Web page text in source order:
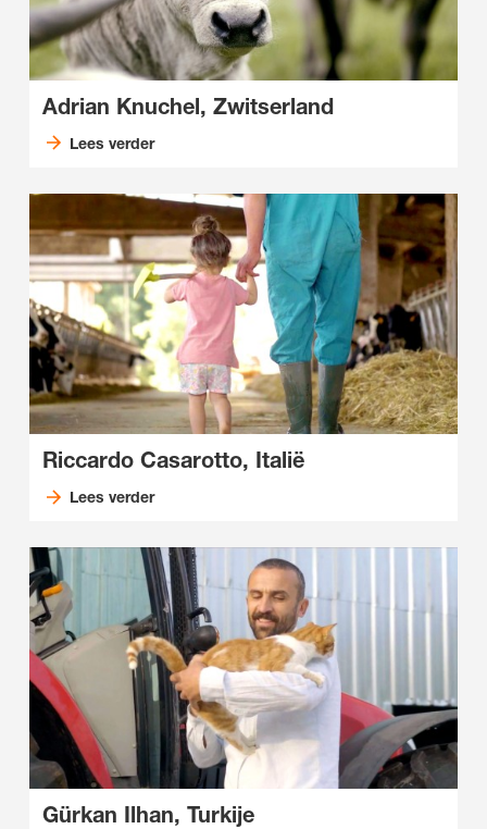
Adrian Knuchel, Zwitserland
Lees verder
Riccardo Casarotto, Italië
Lees verder
Gürkan Ilhan, Turkije